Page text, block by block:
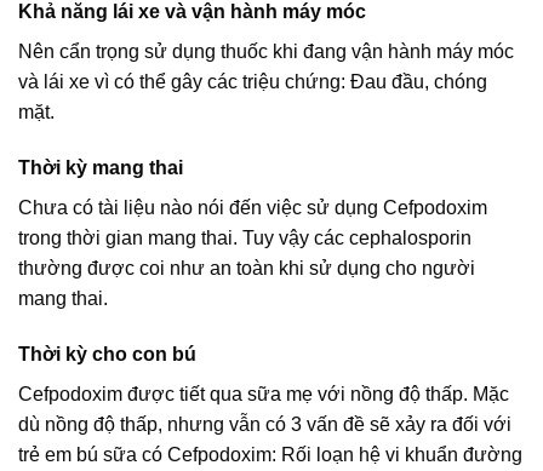
Khả năng lái xe và vận hành máy móc
Nên cẩn trọng sử dụng thuốc khi đang vận hành máy móc
và lái xe vì có thể gây các triệu chứng: Đau đầu, chóng
mặt.
Thời kỳ mang thai
Chưa có tài liệu nào nói đến việc sử dụng Cefpodoxim
trong thời gian mang thai. Tuy vậy các cephalosporin
thường được coi như an toàn khi sử dụng cho người
mang thai.
Thời kỳ cho con bú
Cefpodoxim được tiết qua sữa mẹ với nồng độ thấp. Mặc
dù nồng độ thấp, nhưng vẫn có 3 vấn đề sẽ xảy ra đối với
trẻ em bú sữa có Cefpodoxim: Rối loạn hệ vi khuẩn đường